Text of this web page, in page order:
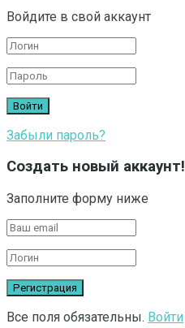
Войдите в свой аккаунт
Забыли пароль?
Создать новый аккаунт!
Заполните форму ниже
Все поля обязательны. Войти